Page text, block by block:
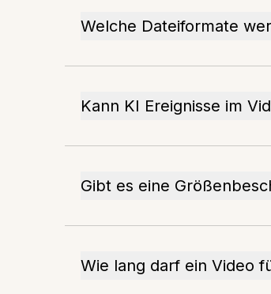
Welche Dateiformate
Kann KI Ereignisse im
Gibt es eine
Wie lang darf ein Video